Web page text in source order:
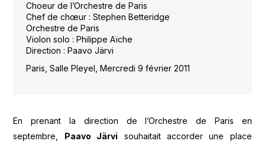
Choeur de l’Orchestre de Paris
Chef de chœur : Stephen Betteridge
Orchestre de Paris
Violon solo : Philippe Aïche
Direction : Paavo Järvi
Paris, Salle Pleyel, Mercredi 9 février 2011
En prenant la direction de l’Orchestre de Paris en
septembre,
Paavo Järvi souhaitait accorder une place